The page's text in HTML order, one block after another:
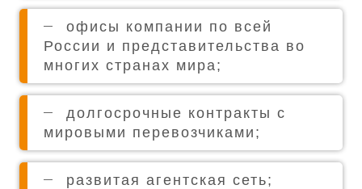
офисы компании по всей
России и представительства во
многих странах мира;
долгосрочные контракты с
мировыми перевозчиками;
развитая агентская сеть;